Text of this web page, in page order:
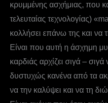
κρυμμένης ασχήμιας, που
τελευταίας τεχνολογίας)
κολλήσει επάνω της και να
Είναι που αυτή η άσχημη
καρδιάς αρχίζει σιγά –
δυστυχώς κανένα από τα
να την καλύψει και να τη